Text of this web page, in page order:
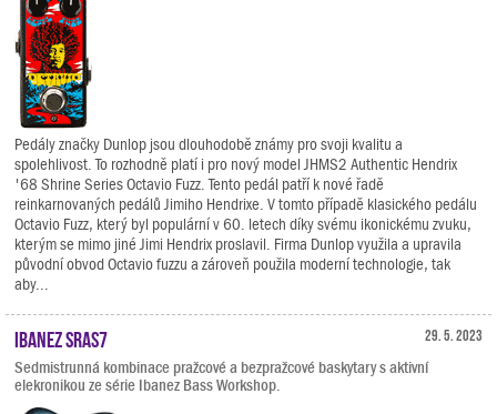
Pedály značky Dunlop jsou dlouhodobě známy pro svoji kvalitu a
spolehlivost. To rozhodně platí i pro nový model JHMS2 Authentic Hendrix
'68 Shrine Series Octavio Fuzz. Tento pedál patří k nové řadě
reinkarnovaných pedálů Jimiho Hendrixe. V tomto případě klasického pedálu
Octavio Fuzz, který byl populární v 60. letech díky svému ikonickému zvuku,
kterým se mimo jiné Jimi Hendrix proslavil. Firma Dunlop využila a upravila
původní obvod Octavio fuzzu a zároveň použila moderní technologie, tak
aby...
29. 5. 2023
Ibanez SRAS7
Sedmistrunná kombinace pražcové a bezpražcové baskytary s aktivní
elekronikou ze série Ibanez Bass Workshop.